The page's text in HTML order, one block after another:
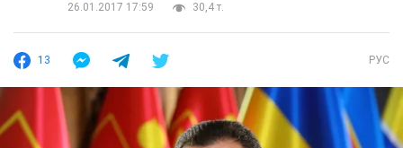
26.01.2017 17:59
30,4 т.
13 РУС